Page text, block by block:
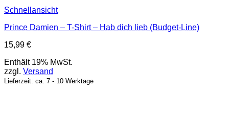
Schnellansicht
Prince Damien – T-Shirt – Hab dich lieb (Budget-Line)
15,99 €
Enthält 19% MwSt.
zzgl. Versand
Lieferzeit: ca. 7 - 10 Werktage